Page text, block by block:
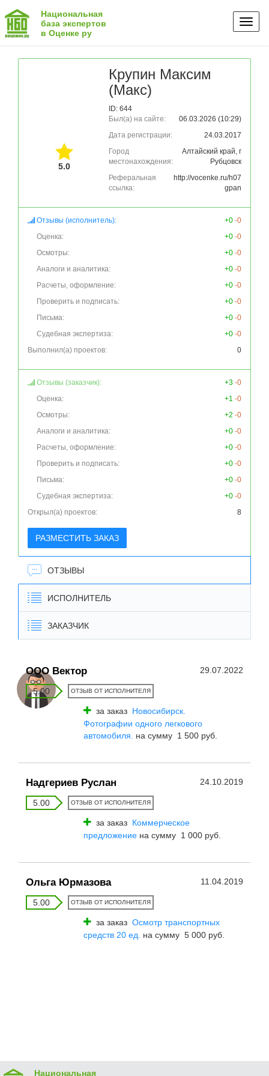
Национальная
база экспертов
в Оценке ру
5.0
Крупин Максим
(Макс)
ID: 644
Был(а) на сайте:
06.03.2026 (10:29)
Дата регистрации:
24.03.2017
Город
местонахождения:
Алтайский край, г
Рубцовск
Реферальная
ссылка:
http://vocenke.ru/h07
gpan
Отзывы (исполнитель): +0 -0
Оценка:
+0 -0
Осмотры:
+0 -0
Аналоги и аналитика:
+0 -0
Расчеты, оформление:
+0 -0
Проверить и подписать:
+0 -0
Письма:
+0 -0
Судебная экспертиза:
+0 -0
Выполнил(а) проектов:
0
Отзывы (заказчик): +3 -0
Оценка:
+1 -0
Осмотры:
+2 -0
Аналоги и аналитика:
+0 -0
Расчеты, оформление:
+0 -0
Проверить и подписать:
+0 -0
Письма:
+0 -0
Судебная экспертиза:
+0 -0
Открыл(а) проектов:
8
РАЗМЕСТИТЬ ЗАКАЗ
ОТЗЫВЫ
ИСПОЛНИТЕЛЬ
ЗАКАЗЧИК
ООО Вектор 29.07.2022
5.00 ОТЗЫВ ОТ ИСПОЛНИТЕЛЯ
за заказ Новосибирск.
Фотографии одного легкового
автомобиля.
на сумму 1 500 руб.
Надгериев Руслан 24.10.2019
5.00 ОТЗЫВ ОТ ИСПОЛНИТЕЛЯ
за заказ Коммерческое
предложение на сумму 1 000 руб.
Ольга Юрмазова 11.04.2019
5.00 ОТЗЫВ ОТ ИСПОЛНИТЕЛЯ
за заказ Осмотр транспортных
средств 20 ед.
на сумму 5 000 руб.
Национальная